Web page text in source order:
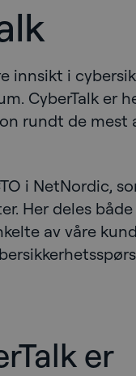
i
CyberTalk er
rundt de
i NetNordic,
Her deles
av våre
er